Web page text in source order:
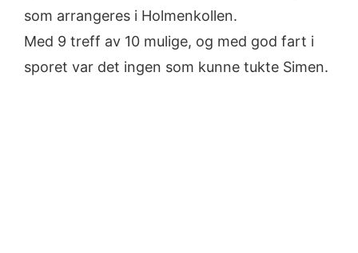
som arrangeres i Holmenkollen.
Med 9 treff av 10 mulige, og med god fart i
sporet var det ingen som kunne tukte Simen.